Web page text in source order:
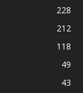
228
212
118
49
43